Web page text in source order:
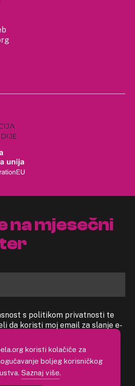
na mjesečni
s politikom privatnosti te
da koristi moj email za slanje e-
koristi kolačiće za
boljeg korisničkog
Saznaj više.